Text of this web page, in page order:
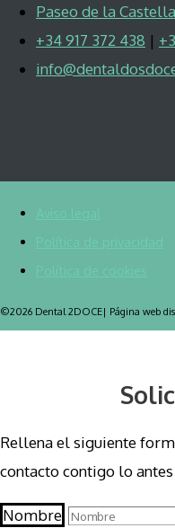
Paseo de la
+34 917 372 438 |
©2026 Dental 2DOCE| Página web
Rellena el siguiente
contacto contigo lo
Nombre